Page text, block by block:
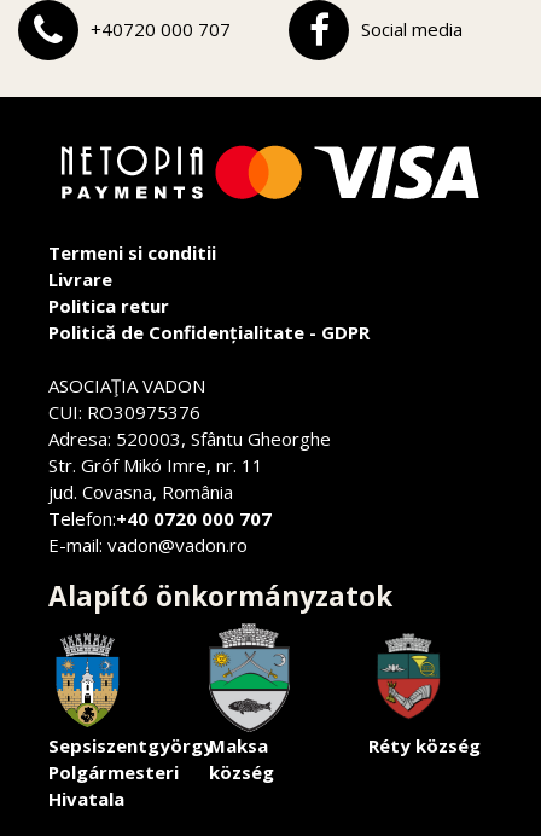
+40720 000 707
Social media
Termeni si conditii
Livrare
Politica retur
Politică de Confidențialitate - GDPR
ASOCIAŢIA VADON
CUI: RO30975376
Adresa: 520003, Sfântu Gheorghe
Str. Gróf Mikó Imre, nr. 11
jud. Covasna, România
Telefon:+40 0720 000 707
E-mail: vadon@vadon.ro
Alapító önkormányzatok
Sepsiszentgyörgy
Polgármesteri
Hivatala
Maksa
község
Réty község